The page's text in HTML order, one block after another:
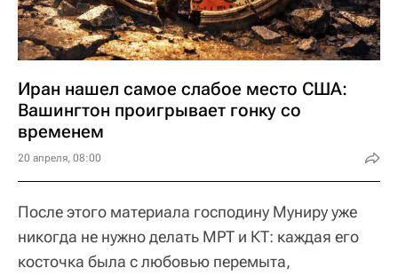
Иран нашел самое слабое место США:
Вашингтон проигрывает гонку со
временем
20 апреля, 08:00
После этого материала господину Муниру уже
никогда не нужно делать МРТ и КТ: каждая его
косточка была с любовью перемыта,